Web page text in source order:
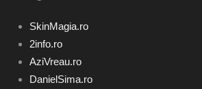
SkinMagia.ro
2info.ro
AziVreau.ro
DanielSima.ro